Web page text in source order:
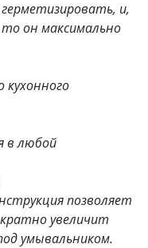
и,
он максимально
кухонного
в любой
позволяет
увеличит
умывальником.